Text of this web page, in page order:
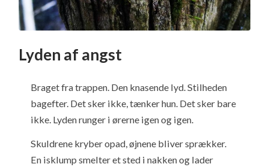
Lyden af angst
Braget fra trappen. Den knasende lyd. Stilheden
bagefter. Det sker ikke, tænker hun. Det sker bare
ikke. Lyden runger i ørerne igen og igen.
Skuldrene kryber opad, øjnene bliver sprækker.
En isklump smelter et sted i nakken og lader